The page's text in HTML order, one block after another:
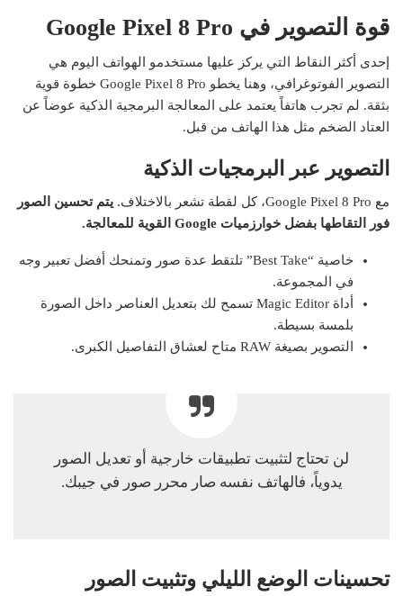
قوة التصوير في Google Pixel 8 Pro
إحدى أكثر النقاط التي يركز عليها مستخدمو الهواتف اليوم هي
التصوير الفوتوغرافي، وهنا يخطو Google Pixel 8 Pro خطوة قوية
بثقة. لم تجرب هاتفاً يعتمد على المعالجة البرمجية الذكية عوضاً عن
العتاد الضخم مثل هذا الهاتف من قبل.
التصوير عبر البرمجيات الذكية
مع Google Pixel 8 Pro، كل لقطة تشعر بالاختلاف.
يتم تحسين الصور
فور التقاطها بفضل خوارزميات Google القوية للمعالجة.
خاصية “Best Take” تلتقط عدة صور وتمنحك أفضل تعبير وجه
في المجموعة.
أداة Magic Editor تسمح لك بتعديل العناصر داخل الصورة
بلمسة بسيطة.
التصوير بصيغة RAW متاح لعشاق التفاصيل الكبرى.
لن تحتاج لتثبيت تطبيقات خارجية أو تعديل الصور
يدوياً، فالهاتف نفسه صار محرر صور في جيبك.
تحسينات الوضع الليلي وتثبيت الصور